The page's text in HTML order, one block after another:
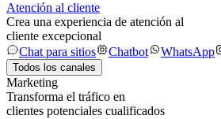
Atención al cliente
Crea una experiencia de atención al
cliente excepcional
Chat para sitios
Chatbot WhatsApp
Todos los canales
Marketing
Transforma el tráfico en
clientes potenciales cualificados